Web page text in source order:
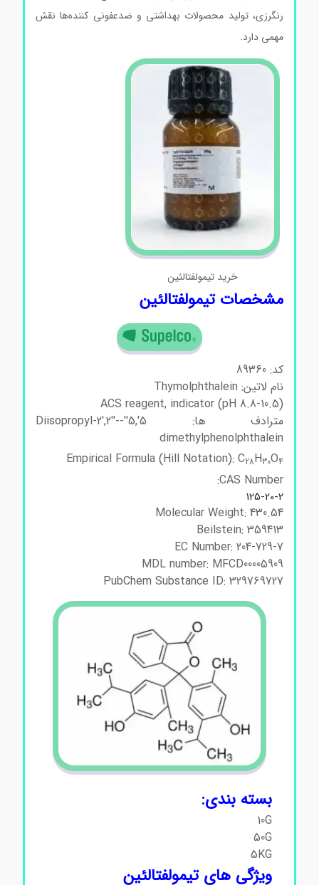
رنگرزی، تولید محصولات بهداشتی و ضدعفونی کننده‌ها نقش
مهمی دارد.
خرید تیمولفتالئین
مشخصات تیمولفتالئین
کد: 89360
نام لاتین: Thymolphthalein
ACS reagent, indicator (pH 8.8-10.5)
مترادف ها: 5′,5′′-Diisopropyl-2′,2′′-
dimethylphenolphthalein
Empirical Formula (Hill Notation): C28H30
CAS Number:
125-20-2
Molecular Weight: 430.54
Beilstein: 359413
EC Number: 204-729-7
MDL number: MFCD00005909
PubChem Substance ID: 329769727
بسته بندی:
50G
5KG
ویژگی های تیمولفتالئین